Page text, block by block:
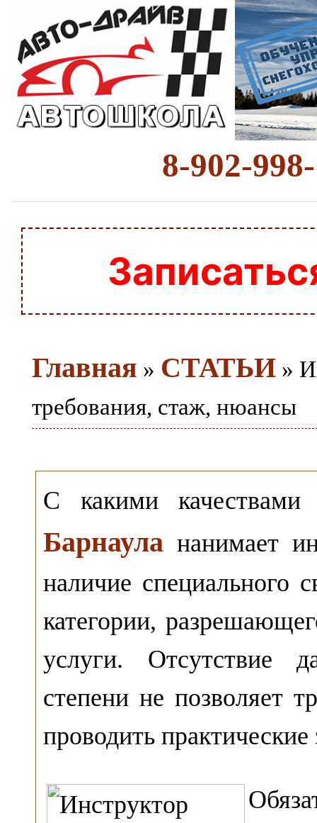
8-902-
Главная » СТАТЬИ »
требования, стаж, нюансы
С какими
Барнаула нанимает
наличие специального
категории,
услуги. Отсутствие
степени не позволяет
проводить